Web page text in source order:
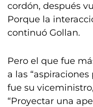
cordón, después
Porque la
continuó Gollan.
Pero el que fue
a las
fue su
“Proyectar una